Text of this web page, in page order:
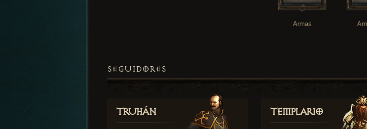
Armas
SEGUIDORES
Truhán Templario